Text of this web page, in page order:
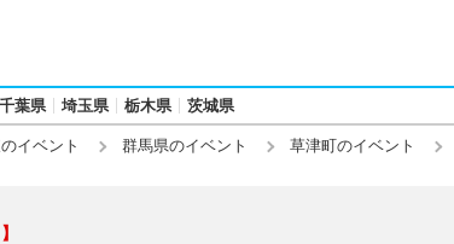
千葉県 埼玉県 栃木県 茨城県
イベント 群馬県のイベント 草津町のイベント